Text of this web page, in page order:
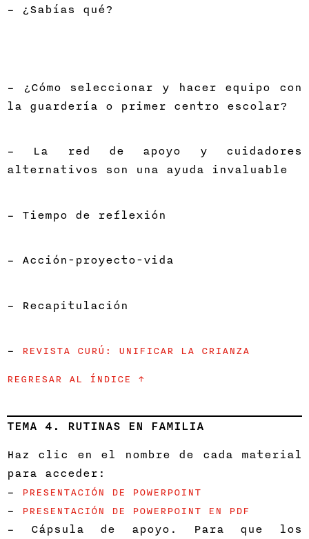
– ¿Sabías qué?
– ¿Cómo seleccionar y hacer equipo con
la guardería o primer centro escolar?
– La red de apoyo y cuidadores
alternativos son una ayuda invaluable
– Tiempo de reflexión
– Acción-proyecto-vida
– Recapitulación
– REVISTA CURÚ: UNIFICAR LA CRIANZA
REGRESAR AL ÍNDICE ↑
TEMA 4. RUTINAS EN FAMILIA
Haz clic en el nombre de cada material
para acceder:
–
PRESENTACIÓN DE POWERPOINT
– PRESENTACIÓN DE POWERPOINT EN PDF
– Cápsula de apoyo. Para que los